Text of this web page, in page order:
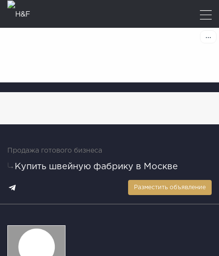
Продажа готового бизнеса
Купить швейную фабрику в Москве
Разместить объявление